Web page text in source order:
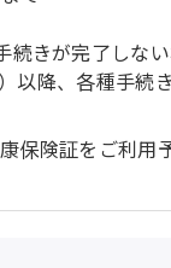
続きが完了しな
以降、各種手続
保険証をご利用